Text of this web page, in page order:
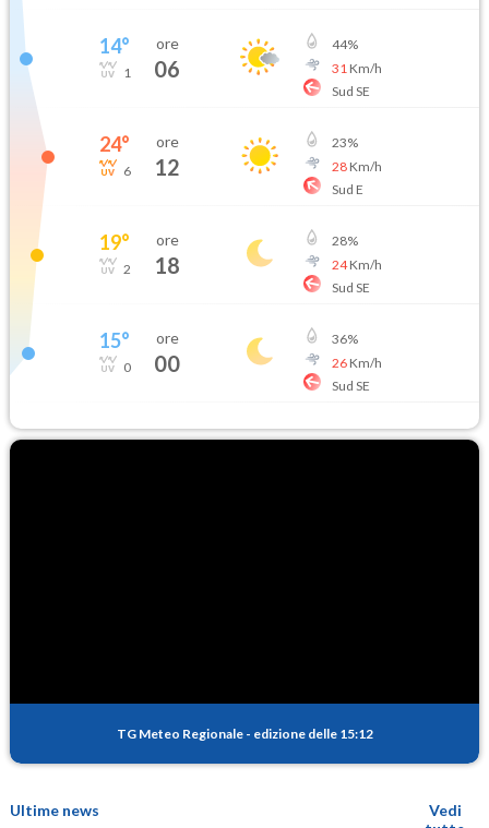
14°
1
ore
06
44%
31 Km/h
Sud SE
24°
6
ore
12
23%
28Km/h
Sud E
19°
2
ore
18
28%
24Km/h
Sud SE
15°
0
ore
00
36%
26Km/h
Sud SE
TG Meteo Regionale - edizione delle 15:12
Ultime news
Vedi